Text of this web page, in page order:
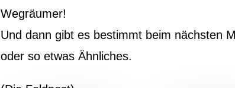
Wegräumer!
Und dann gibt es bestimmt beim nächsten
oder so etwas Ähnliches.